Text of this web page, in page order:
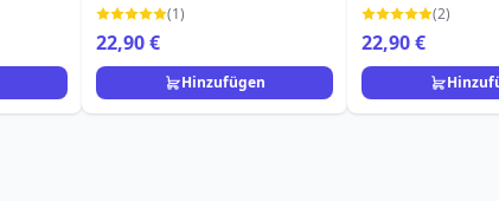
(1)
22,90 €
Hinzufügen
(2)
22,90 €